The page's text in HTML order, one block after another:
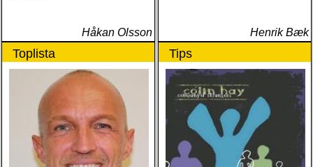
Håkan Olsson Henrik Bæk
Toplista Tips